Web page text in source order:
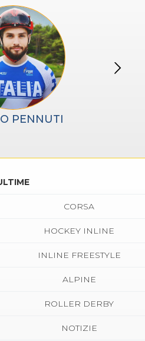
PENNUTI
CORSA
HOCKEY INLINE
INLINE FREESTYLE
ALPINE
ROLLER DERBY
NOTIZIE